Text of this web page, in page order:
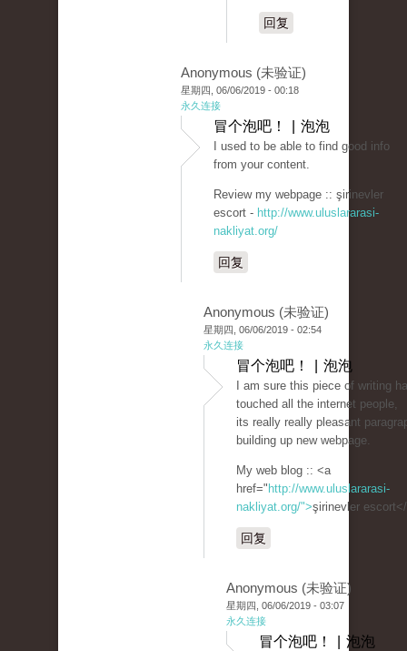
回复
Anonymous (未验证)
星期四, 06/06/2019 - 00:18
永久连接
冒个泡吧！ | 泡泡
I used to be able to find good info
from your content.
Review my webpage :: şirinevler
escort - http://www.uluslararasi-
nakliyat.org/
回复
Anonymous (未验证)
星期四, 06/06/2019 - 02:54
永久连接
冒个泡吧！ | 泡泡
I am sure this piece of writing
touched all the internet people,
its really really pleasant
building up new webpage.
My web blog :: <a
href=" http://www.uluslararasi-
nakliyat.org/">şirinevler
回复
Anonymous (未验证)
星期四, 06/06/2019 - 03:07
永久连接
冒个泡吧！ | 泡泡